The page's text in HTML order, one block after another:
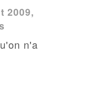
2009,
n'a